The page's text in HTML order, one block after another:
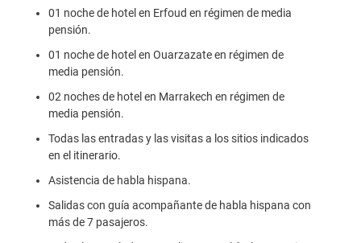
01 noche de hotel en Erfoud en régimen de media
pensión.
01 noche de hotel en Ouarzazate en régimen de
media pensión.
02 noches de hotel en Marrakech en régimen de
media pensión.
Todas las entradas y las visitas a los sitios indicados
en el itinerario.
Asistencia de habla hispana.
Salidas con guía acompañante de habla hispana con
más de 7 pasajeros.